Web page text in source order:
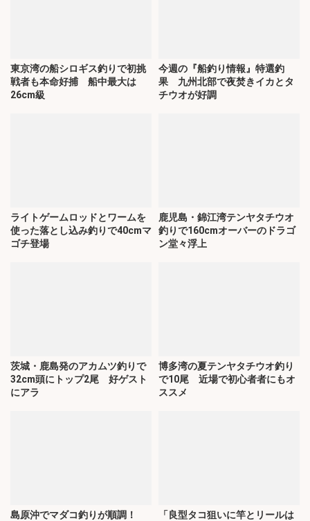
東京湾の船シロギス釣りで初挑
戦者も本命好捕 船中最大は
26cm級
今週の『船釣り情報』特選釣
果 九州北部で夜焚きイカとタ
チウオが好調
ライトゲームロッドとワームを
使った落とし込み釣りで40cmマ
ゴチ登場
鹿児島・錦江湾テンヤタチウオ
釣りで160cmオーバーのドラゴ
ン堂々浮上
茨城・鹿島発のアカムツ釣りで
32cm頭にトップ2尾 好ゲスト
にアラ
博多湾の夏テンヤタチウオ釣り
で10尾 近場で初心者者にもオ
ススメ
島原沖でマダコ釣りが順調！
「良型タコ狙いに竿とリールは